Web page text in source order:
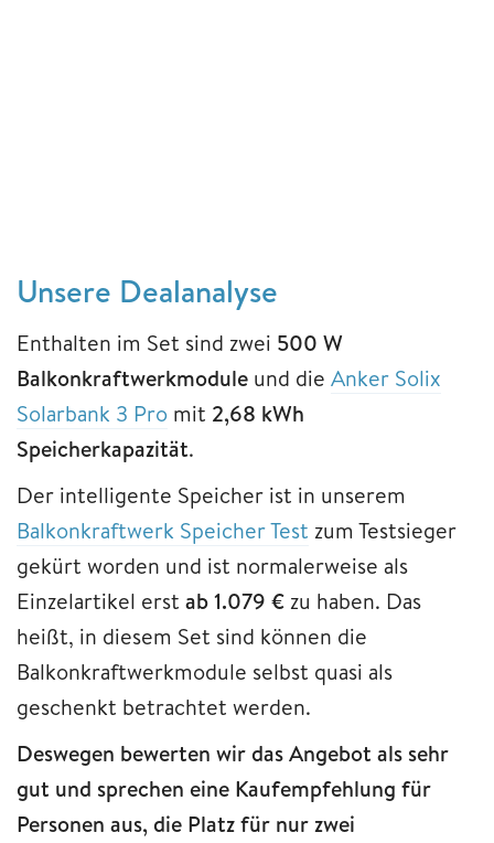
Unsere Dealanalyse
Enthalten im Set sind zwei 500 W
Balkonkraftwerkmodule und die Anker Solix
Solarbank 3 Pro mit 2,68 kWh
Speicherkapazität.
Der intelligente Speicher ist in unserem
Balkonkraftwerk Speicher Test zum Testsieger
gekürt worden und ist normalerweise als
Einzelartikel erst ab 1.079 €zu haben. Das
heißt, in diesem Set sind können die
Balkonkraftwerkmodule selbst quasi als
geschenkt betrachtet werden.
Deswegen bewerten wir das Angebot als sehr
gut und sprechen eine Kaufempfehlung für
Personen aus, die Platz für nur zwei